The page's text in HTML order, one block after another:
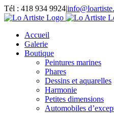
Passer
au
Tél : 418 934 9924|
Facebook
Instagram
Email
Pinterest
YouTube
Accueil
Galerie
Boutique
Peintures marines
Phares
Dessins et aquarelles
Harmonie
Petites dimensions
Automobiles